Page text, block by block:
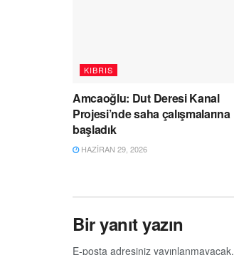
KIBRIS
Amcaoğlu: Dut Deresi Kanal
Projesi’nde saha çalışmalarına
başladık
HAZIRAN 29, 2026
Bir yanıt yazın
E-posta adresiniz yayınlanmayacak.